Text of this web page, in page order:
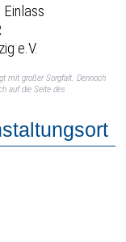
e.V.
mit großer Sorgfalt. Dennoch
auf die Seite des